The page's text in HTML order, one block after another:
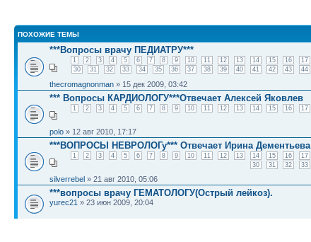
ПОХОЖИЕ ТЕМЫ
***Вопросы врачу ПЕДИАТРУ***
1 2 3 4 5 6 7 8 9 10 11 12 13 14 15 16 17
30
31 32 33 34 35 36 37 38 39 40 41 42 43 44
thecromagnonman » 15 дек 2009, 03:42
*** Вопросы КАРДИОЛОГУ***Отвечает Алексей Яковлев
1 2 3 4 5 6 7 8 9 10 11 12 13 14 15 16 17
polo » 12 авг 2010, 17:17
***ВОПРОСЫ НЕВРОЛОГу*** Отвечает Ирина Дементьева
1 2 3 4 5 6 7 8 9 10 11 12 13 14 15 16 17
30
31 32 33
silverrebel » 21 авг 2010, 05:06
***вопросы врачу ГЕМАТОЛОГУ(Острый лейкоз).
yurec21 » 23 июн 2009, 20:04